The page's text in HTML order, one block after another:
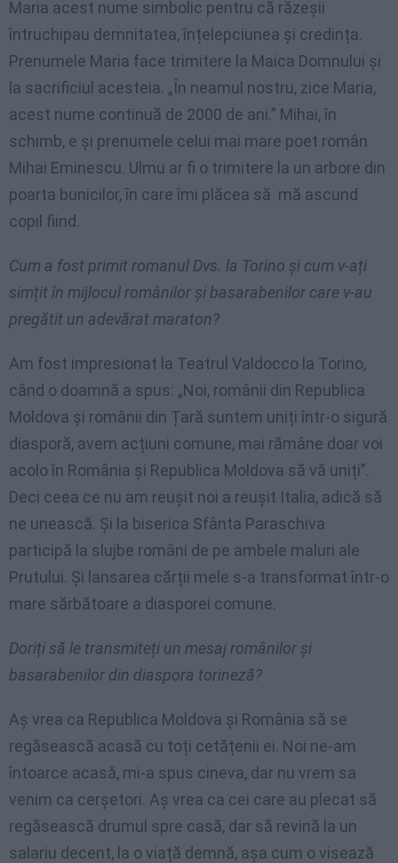
Maria acest nume simbolic pentru că răzeșii
întruchipau demnitatea, înțelepciunea și credința.
Prenumele Maria face trimitere la Maica Domnului și
la sacrificiul acesteia. „În neamul nostru, zice Maria,
acest nume continuă de 2000 de ani.” Mihai, în
schimb, e și prenumele celui mai mare poet român
Mihai Eminescu. Ulmu ar fi o trimitere la un arbore din
poarta bunicilor, în care îmi plăcea să mă ascund
copil fiind.
Cum a fost primit romanul Dvs. la Torino și cum v-ați
simțit în mijlocul românilor și basarabenilor care v-au
pregătit un adevărat maraton?
Am fost impresionat la Teatrul Valdocco la Torino,
când o doamnă a spus: „Noi, românii din Republica
Moldova și românii din Țară suntem uniți într-o sigură
diasporă, avem acțiuni comune, mai rămâne doar voi
acolo în România și Republica Moldova să vă uniți”.
Deci ceea ce nu am reușit noi a reușit Italia, adică să
ne unească. Și la biserica Sfânta Paraschiva
participă la slujbe români de pe ambele maluri ale
Prutului. Și lansarea cărții mele s-a transformat într-o
mare sărbătoare a diasporei comune.
Doriți să le transmiteți un mesaj românilor și
basarabenilor din diaspora torineză?
Aș vrea ca Republica Moldova și România să se
regăsească acasă cu toți cetățenii ei. Noi ne-am
întoarce acasă, mi-a spus cineva, dar nu vrem sa
venim ca cerșetori. Aș vrea ca cei care au plecat să
regăsească drumul spre casă, dar să revină la un
salariu decent, la o viață demnă, așa cum o visează